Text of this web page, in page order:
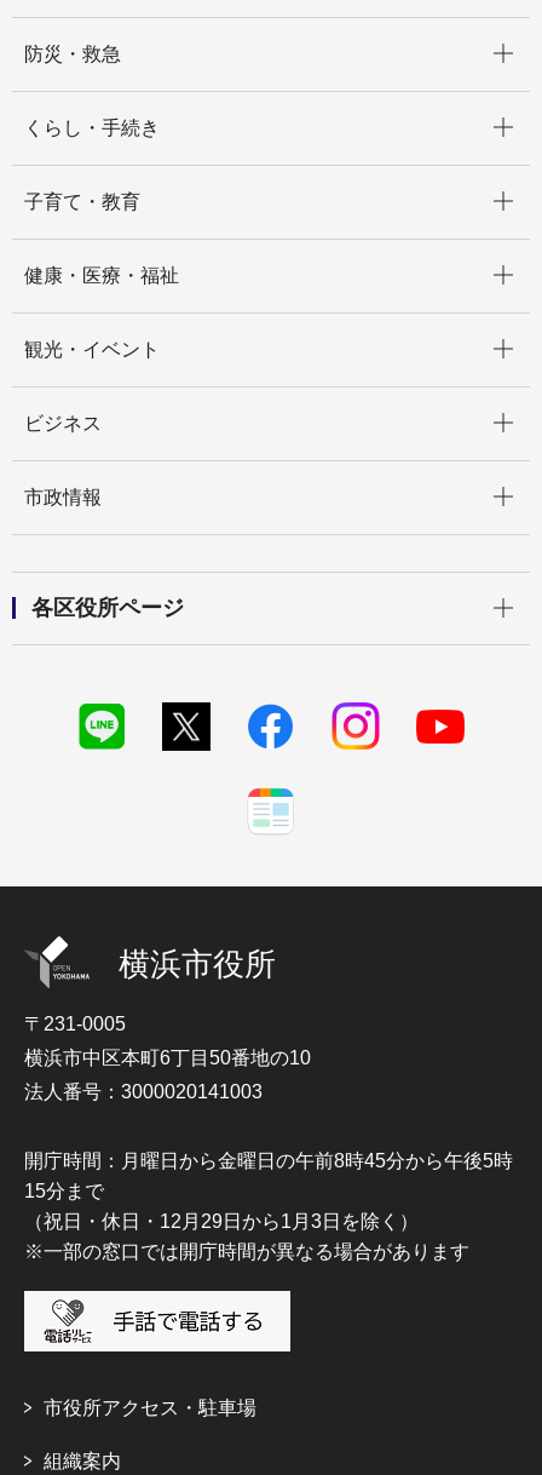
防災・救急
くらし・手続き
子育て・教育
健康・医療・福祉
観光・イベント
ビジネス
市政情報
各区役所ページ
横浜市役所
〒231-0005
横浜市中区本町6丁目50番地の10
法人番号：3000020141003
開庁時間：月曜日から金曜日の午前8時45分から午後5時
15分まで
（祝日・休日・12月29日から1月3日を除く）
※一部の窓口では開庁時間が異なる場合があります
市役所アクセス・駐車場
組織案内